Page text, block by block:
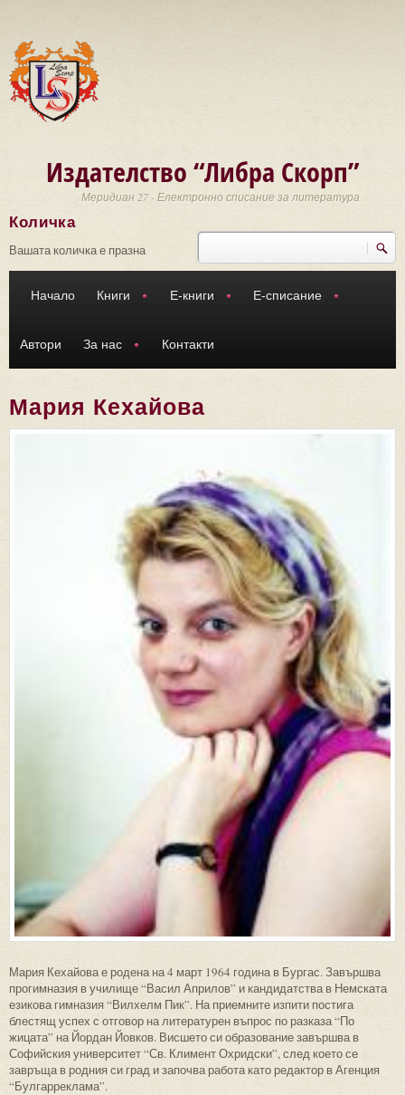
Издателство “Либра Скорп”
Меридиан 27 - Електронно списание за литература
Търси
Количка
Вашата количка е празна
Начало Книги Е-книги Е-списание
Автори За нас Контакти
Мария Кехайова
Мария Кехайова е родена на 4 март 1964 година в Бургас. Завършва
прогимназия в училище “Васил Априлов” и кандидатства в Немската
езикова гимназия “Вилхелм Пик”. На приемните изпити постига
блестящ успех с отговор на литературен въпрос по разказа “По
жицата” на Йордан Йовков. Висшето си образование завършва в
Софийския университет “Св. Климент Охридски”, след което се
завръща в родния си град и започва работа като редактор в Агенция
“Булгарреклама”.